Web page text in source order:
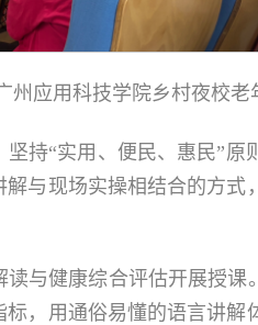
州应用科技学院乡村夜校老
持“实用、便民、惠民”
与现场实操相结合的方
读与健康综合评估开展授
，用通俗易懂的语言讲解